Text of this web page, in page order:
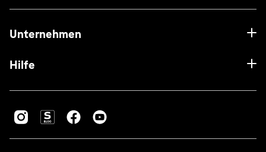
Unternehmen
Hilfe